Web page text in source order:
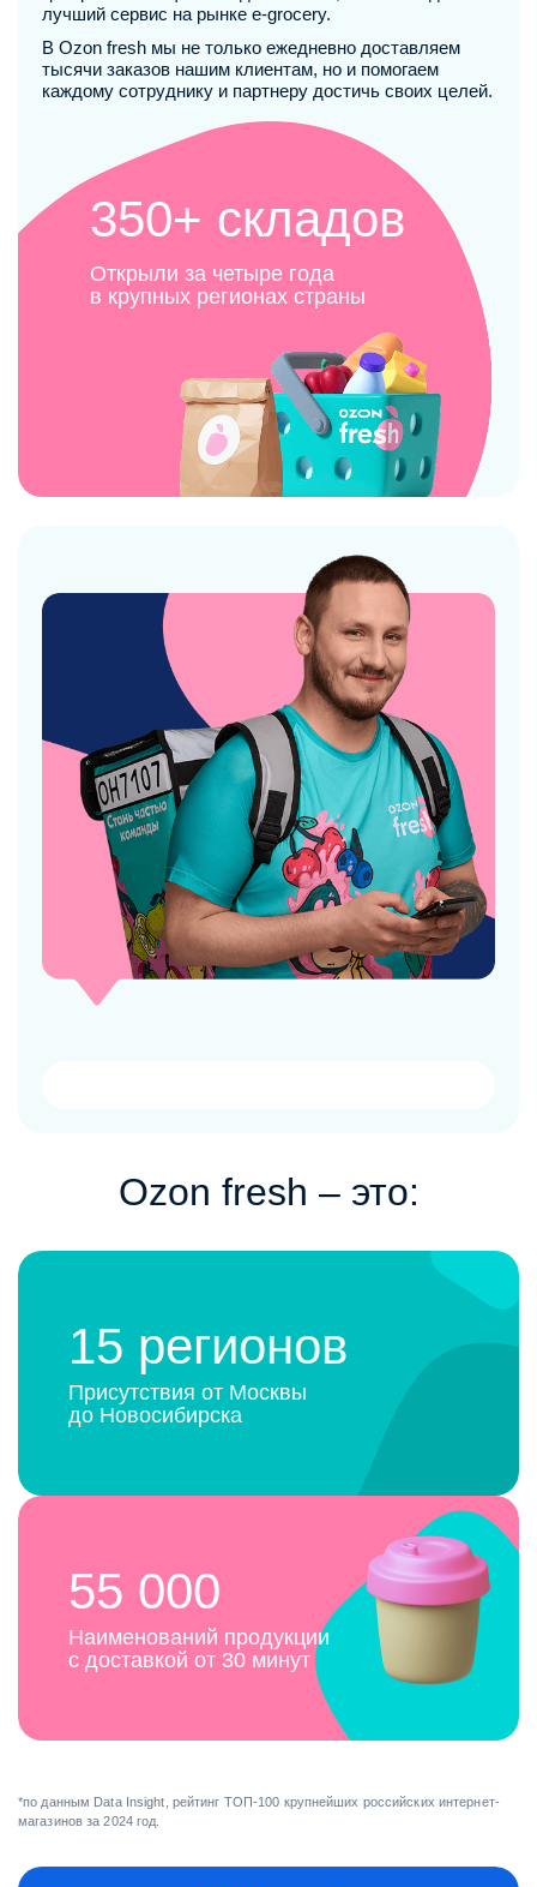
лучший сервис на рынке e-grocery.
В Ozon fresh мы не только ежедневно доставляем
тысячи заказов нашим клиентам, но и помогаем
каждому сотруднику и партнеру достичь своих целей.
350+ складов
Открыли за четыре года
в крупных регионах страны
Ozon fresh ‒ это:
15 регионов
Присутствия от Москвы
до Новосибирска
55 000
Наименований продукции
с доставкой от 30 минут
*по данным Data Insight, рейтинг ТОП-100 крупнейших российских интернет-
магазинов за 2024 год.